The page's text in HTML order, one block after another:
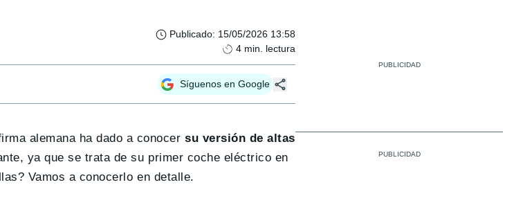
Publicado: 15/05/2026 13:58
4 min. lectura
Síguenos en Google
alemana ha dado a conocersu versión de altas
ya que se trata de su primer coche eléctrico en
Vamos a conocerlo en detalle.